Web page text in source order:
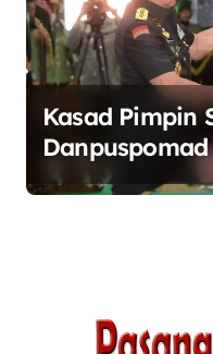
Kasad Pimpin
Tegaskan